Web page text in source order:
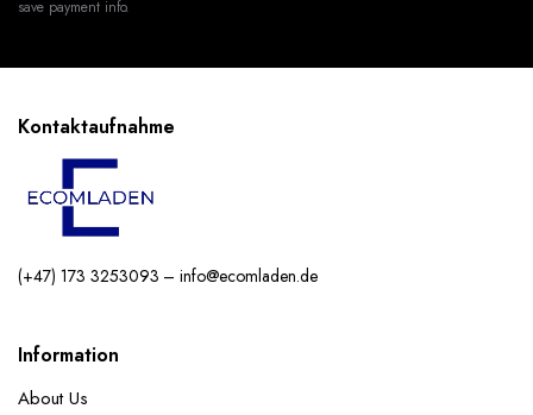
save payment info.
Kontaktaufnahme
(+47) 173 3253093 – info@ecomladen.de
Information
About Us